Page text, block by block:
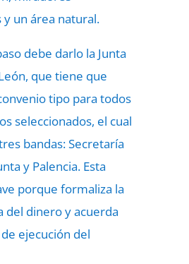
un área natural.
debe darlo la Junta
que tiene que
tipo para todos
seleccionados, el cual
bandas: Secretaría
y Palencia. Esta
porque formaliza la
del dinero y acuerda
ejecución del